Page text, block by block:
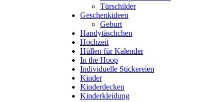
Türschilder
Geschenkideen
Geburt
Handytäschchen
Hochzeit
Hüllen für Kalender
In the Hoop
Individuelle Stickereien
Kinder
Kinderdecken
Kinderkleidung